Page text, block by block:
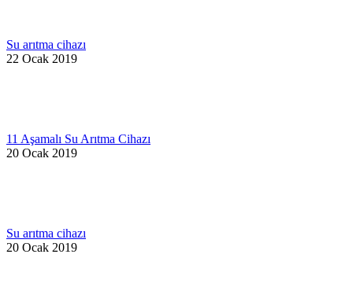
Su arıtma cihazı
22 Ocak 2019
11 Aşamalı Su Arıtma Cihazı
20 Ocak 2019
Su arıtma cihazı
20 Ocak 2019